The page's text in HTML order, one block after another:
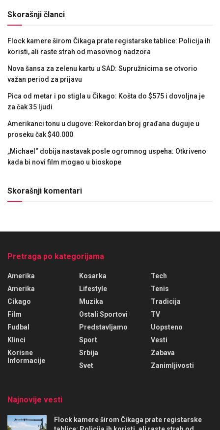
Skorašnji članci
Flock kamere širom Čikaga prate registarske tablice: Policija ih
koristi, ali raste strah od masovnog nadzora
Nova šansa za zelenu kartu u SAD: Supružnicima se otvorio
važan period za prijavu
Pica od metar i po stigla u Čikago: Košta do $575 i dovoljna je
za čak 35 ljudi
Amerikanci tonu u dugove: Rekordan broj građana duguje u
proseku čak $40.000
„Michael“ dobija nastavak posle ogromnog uspeha: Otkriveno
kada bi novi film mogao u bioskope
Skorašnji komentari
Pretraga po kategorijama
Amerika
Amerika
Cikago
Film
Fudbal
Klinci
Korisne
Informacije
Kosarka
Lifestyle
Muzika
Ostali Sportovi
Predstavljamo
Sport
Srbija
Svet
Tech
Tenis
Tradicija
TV
Uopsteno
Vesti
Zabava
Zanimljivosti
Najnovije vesti
Flock kamere širom Čikaga prate registarske